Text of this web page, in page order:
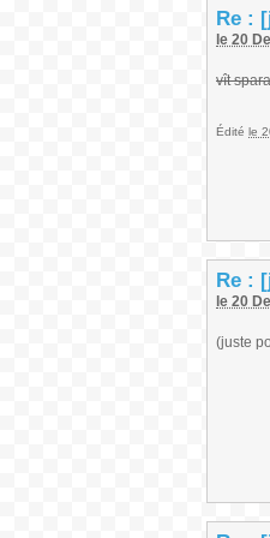
Re :
le 20
vît
Édité le
Re :
le 20
(juste